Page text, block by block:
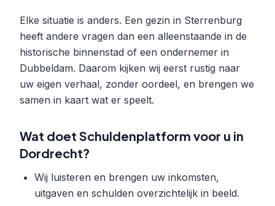
Elke situatie is anders. Een gezin in Sterrenburg
heeft andere vragen dan een alleenstaande in de
historische binnenstad of een ondernemer in
Dubbeldam. Daarom kijken wij eerst rustig naar
uw eigen verhaal, zonder oordeel, en brengen we
samen in kaart wat er speelt.
Wat doet Schuldenplatform voor u in
Dordrecht?
Wij luisteren en brengen uw inkomsten,
uitgaven en schulden overzichtelijk in beeld.